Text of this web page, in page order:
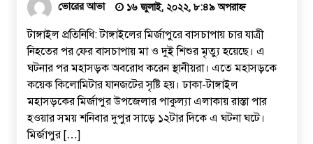
ভোরের আভা ১৬ জুলাই, ২০২২, ৮:৪৯ অপরাহ্ন
টাঙ্গাইল প্রতিনিধি: টাঙ্গাইলের মির্জাপুরে বাসচাপায় চার যাত্রী
নিহতের পর ফের বাসচাপায় মা ও দুই শিশুর মৃত্যু হয়েছে। এ
ঘটনার পর মহাসড়ক অবরোধ করেন স্থানীয়রা। এতে মহাসড়কে
কয়েক কিলোমিটার যানজটের সৃষ্টি হয়। ঢাকা-টাঙ্গাইল
মহাসড়কের মির্জাপুর উপজেলার পাকুল্যা এলাকায় রাস্তা পার
হওয়ার সময় শনিবার দুপুর সাড়ে ১২টার দিকে এ ঘটনা ঘটে।
মির্জাপুর […]